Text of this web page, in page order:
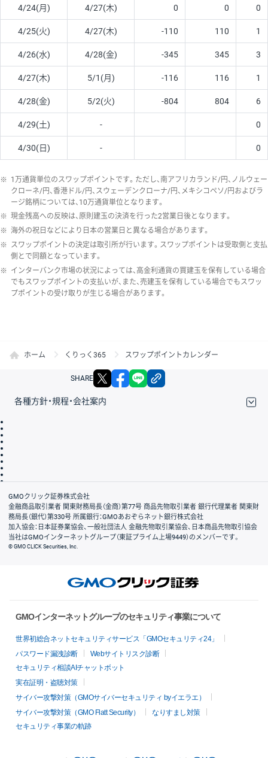
4/24(月) 4/27(木) 0 0 0
4/25(火) 4/27(木) -110 110 1
4/26(水) 4/28(金) -345 345 3
4/27(木) 5/1(月) -116 116 1
4/28(金) 5/2(火) -804 804 6
4/29(土) - 0
4/30(日) - 0
※ 1万通貨単位のスワップポイントです。ただし、南アフリカランド/円、ノルウェー
クローネ/円、香港ドル/円、スウェーデンクローナ/円、メキシコペソ/円およびラ
ージ銘柄については、10万通貨単位となります。
※ 現金残高への反映は、原則建玉の決済を行った2営業日後となります。
※ 海外の祝日などにより日本の営業日と異なる場合があります。
※ スワップポイントの決定は取引所が行います。スワップポイントは受取側と支払
側とで同額となっています。
※ インターバンク市場の状況によっては、高金利通貨の買建玉を保有している場合
でもスワップポイントの支払いが、また、売建玉を保有している場合でもスワッ
プポイントの受け取りが生じる場合があります。
ホーム くりっく365 スワップポイントカレンダー
SHARE X facebook
各種方針・規程・会社案内
会社案内
GMOクリック証券株式会社
金融商品取引業者 関東財務局長（金商）第77号 商品先物取引業者 銀行代理業者 関東財
務局長（銀代）第330号 所属銀行：GMOあおぞらネット銀行株式会社
加入協会：日本証券業協会、一般社団法人 金融先物取引業協会、日本商品先物取引協会
当社はGMOインターネットグループ（東証プライム上場9449）のメンバーです。
© GMO CLICK Securities, Inc.
GMOインターネットグループのセキュリティ事業について
世界初総合ネットセキュリティサービス「GMOセキュリティ24」
パスワード漏洩診断
Webサイトリスク診断
セキュリティ相談AIチャットボット
実在証明・盗聴対策
サイバー攻撃対策（GMOサイバーセキュリティ byイエラエ）
サイバー攻撃対策（GMO Flatt Security）
なりすまし対策
セキュリティ事業の軌跡